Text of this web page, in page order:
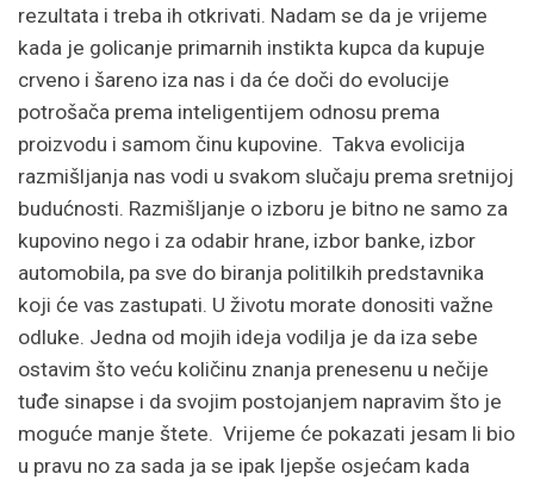
rezultata i treba ih otkrivati. Nadam se da je vrijeme
kada je golicanje primarnih instikta kupca da kupuje
crveno i šareno iza nas i da će doči do evolucije
potrošača prema inteligentijem odnosu prema
proizvodu i samom činu kupovine. Takva evolicija
razmišljanja nas vodi u svakom slučaju prema sretnijoj
budućnosti. Razmišljanje o izboru je bitno ne samo za
kupovino nego i za odabir hrane, izbor banke, izbor
automobila, pa sve do biranja politilkih predstavnika
koji će vas zastupati. U životu morate donositi važne
odluke. Jedna od mojih ideja vodilja je da iza sebe
ostavim što veću količinu znanja prenesenu u nečije
tuđe sinapse i da svojim postojanjem napravim što je
moguće manje štete. Vrijeme će pokazati jesam li bio
u pravu no za sada ja se ipak ljepše osjećam kada